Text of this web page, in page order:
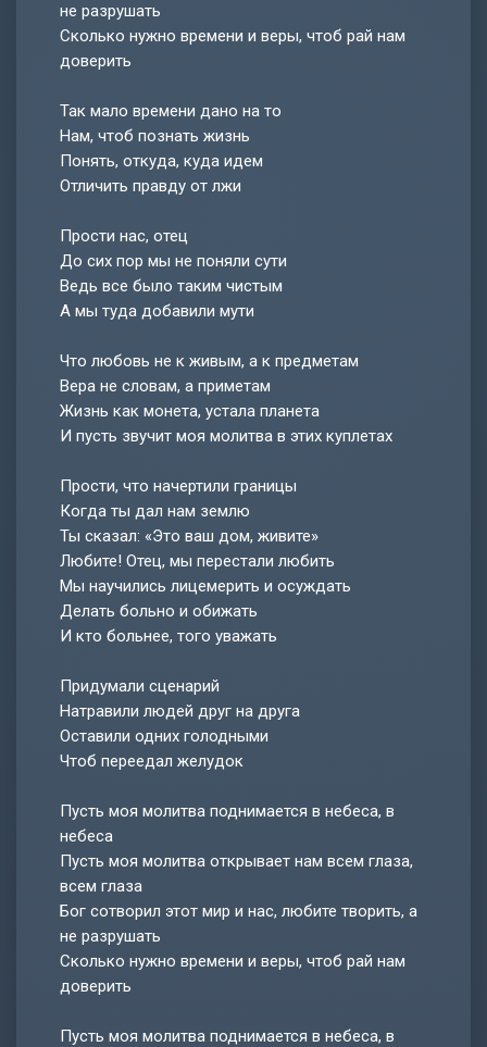
не разрушать
Сколько нужно времени и веры, чтоб рай нам
доверить
Так мало времени дано на то
Нам, чтоб познать жизнь
Понять, откуда, куда идем
Отличить правду от лжи
Прости нас, отец
До сих пор мы не поняли сути
Ведь все было таким чистым
А мы туда добавили мути
Что любовь не к живым, а к предметам
Вера не словам, а приметам
Жизнь как монета, устала планета
И пусть звучит моя молитва в этих куплетах
Прости, что начертили границы
Когда ты дал нам землю
Ты сказал: «Это ваш дом, живите»
Любите! Отец, мы перестали любить
Мы научились лицемерить и осуждать
Делать больно и обижать
И кто больнее, того уважать
Придумали сценарий
Натравили людей друг на друга
Оставили одних голодными
Чтоб переедал желудок
Пусть моя молитва поднимается в небеса, в
небеса
Пусть моя молитва открывает нам всем глаза,
всем глаза
Бог сотворил этот мир и нас, любите творить, а
не разрушать
Сколько нужно времени и веры, чтоб рай нам
доверить
Пусть моя молитва поднимается в небеса, в